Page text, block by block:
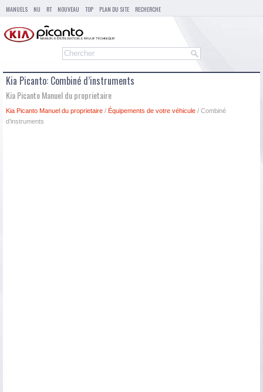
MANUELS NU RT NOUVEAU TOP PLAN DU SITE RECHERCHE
Kia Picanto: Combiné d’instruments
Kia Picanto Manuel du proprietaire
Kia Picanto Manuel du proprietaire / Équipements de votre véhicule / Combiné
d’instruments